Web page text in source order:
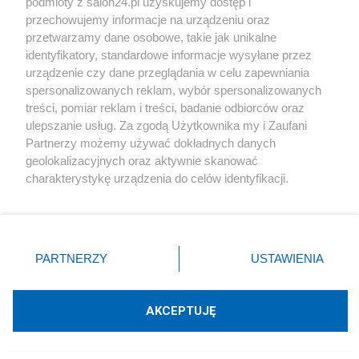
jedynie 250 marynarzy. Sama uszkodzona
maszyna po podjęciu wszystkich ocalonych
marynarzy, na pokład okrętów przybyłych na
ratunek, musiała zostać zatopiona, aby nie dostać
się w ręce wroga.
Marks za tę akcję otrzymał z rąk samego Admirała
Chestera Nimitza „Medal Lotniczy”.
„Cataliny w 1937 roku dokonały niezwykłej rzeczy.
przechowujemy informacje na urządzeniu oraz
przetwarzamy dane osobowe, takie jak unikalne
identyfikatory, standardowe informacje wysyłane przez
urządzenie czy dane przeglądania w celu zapewniania
spersonalizowanych reklam, wybór spersonalizowanych
treści, pomiar reklam i treści, badanie odbiorców oraz
ulepszanie usług. Za zgodą Użytkownika my i Zaufani
Partnerzy możemy używać dokładnych danych
geolokalizacyjnych oraz aktywnie skanować
charakterystykę urządzenia do celów identyfikacji.
zmienić/wycofać klikając przycisk ustawień prywatności
znajdujący się w lewym dolnym rogu strony
rodzaje przetwarzania danych nie wymagają zgody
użytkownika, ale masz prawo sprzeciwić się takiemu
PARTNERZY USTAWIENIA
AKCEPTUJĘ